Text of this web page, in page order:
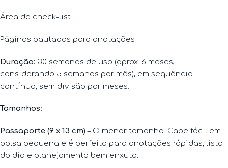
Área de check-list
Páginas pautadas para anotações
Duração: 30 semanas de uso (aprox. 6 meses,
considerando 5 semanas por mês), em sequência
contínua, sem divisão por meses.
Tamanhos:
Passaporte (9 x 13 cm) – O menor tamanho. Cabe fácil em
bolsa pequena e é perfeito para anotações rápidas, lista
do dia e planejamento bem enxuto.